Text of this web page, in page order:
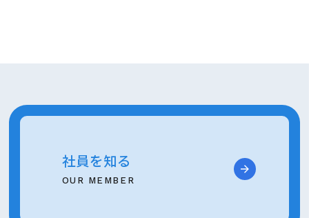
社員を知る
OUR MEMBER